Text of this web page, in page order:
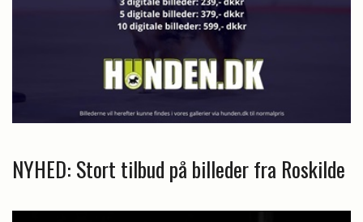
NYHED: Stort tilbud på billeder fra Roskilde